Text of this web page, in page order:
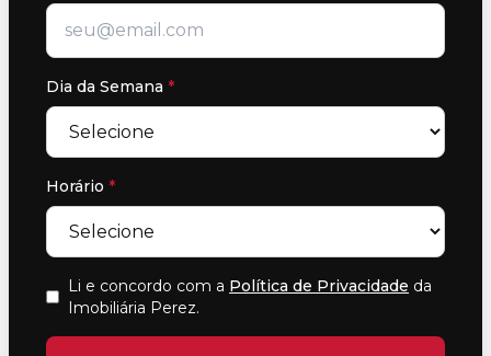
Dia da Semana *
Horário *
Li e concordo com a Política de Privacidade da
Imobiliária Perez.